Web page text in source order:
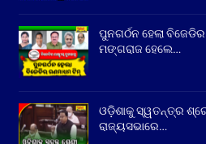
ପୁନଗର୍ଠନ ହେଲା
ମଙ୍ଗରାଜ ହେଲେ…
ଓଡ଼ିଶାକୁ ସ୍ୱତନ୍ତ୍ର
ରାଜ୍ୟସଭାରେ…